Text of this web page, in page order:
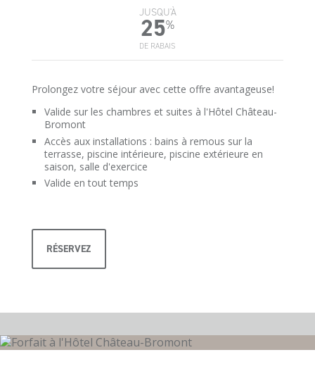
JUSQU'À
25%
DE RABAIS
Prolongez votre séjour avec cette offre avantageuse!
Valide sur les chambres et suites à l'Hôtel Château-
Bromont
Accès aux installations : bains à remous sur la
terrasse, piscine intérieure, piscine extérieure en
saison, salle d'exercice
Valide en tout temps
RÉSERVEZ